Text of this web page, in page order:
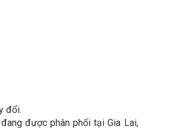
đổi.
được phân phối tại Gia Lai,